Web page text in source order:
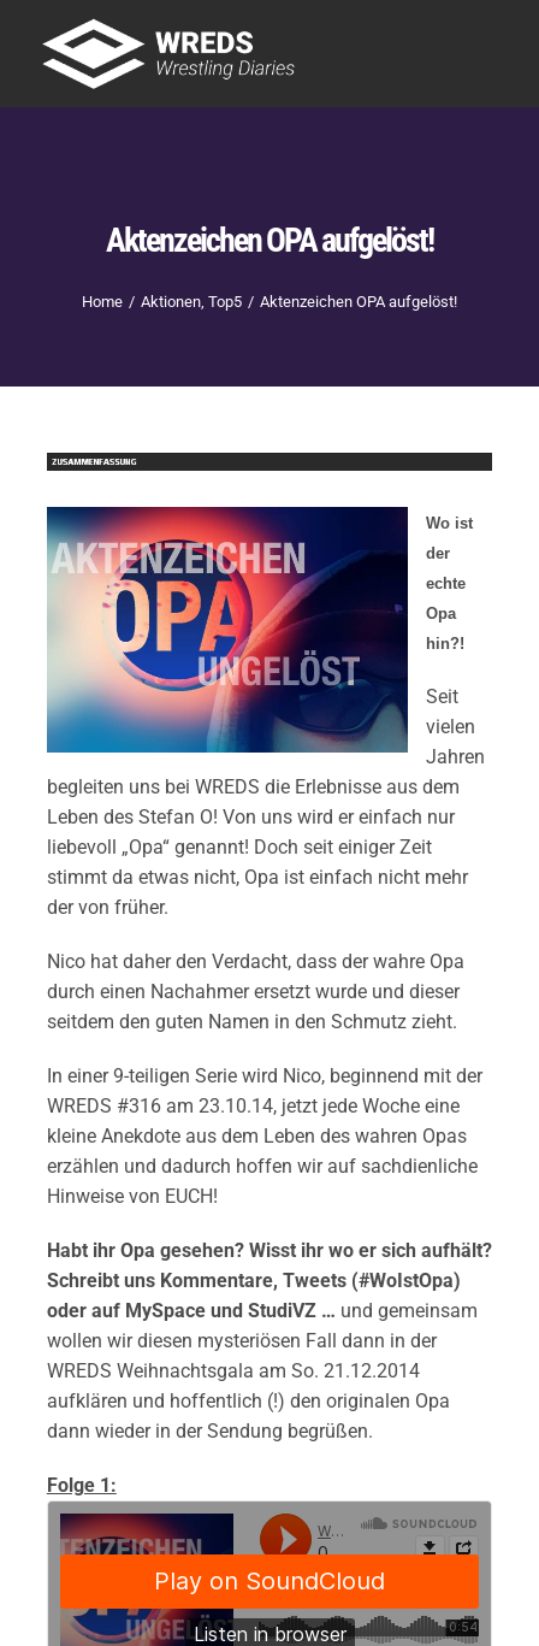
content
Aktenzeichen OPA aufgelöst!
Home Aktionen Top5 Aktenzeichen OPA aufgelöst!
Wo ist
der
echte
Opa
hin?!
Seit
vielen
Jahren
begleiten uns bei WREDS die Erlebnisse aus dem
Leben des Stefan O! Von uns wird er einfach nur
liebevoll „Opa“ genannt! Doch seit einiger Zeit
stimmt da etwas nicht, Opa ist einfach nicht mehr
der von früher.
Nico hat daher den Verdacht, dass der wahre Opa
durch einen Nachahmer ersetzt wurde und dieser
seitdem den guten Namen in den Schmutz zieht.
In einer 9-teiligen Serie wird Nico, beginnend mit der
WREDS #316 am 23.10.14, jetzt jede Woche eine
kleine Anekdote aus dem Leben des wahren Opas
erzählen und dadurch hoffen wir auf sachdienliche
Hinweise von EUCH!
Habt ihr Opa gesehen? Wisst ihr wo er sich aufhält?
Schreibt uns Kommentare, Tweets (#WoIstOpa)
oder auf MySpace und StudiVZ … und gemeinsam
wollen wir diesen mysteriösen Fall dann in der
WREDS Weihnachtsgala am So. 21.12.2014
aufklären und hoffentlich (!) den originalen Opa
dann wieder in der Sendung begrüßen.
Folge 1: